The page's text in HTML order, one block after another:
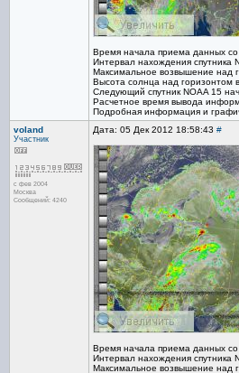
Время начала приема данных со
Интервал нахождения спутника
Максимальное возвышение над
Высота солнца над горизонтом
Следующий спутник NOAA 15
Расчетное время вывода
Подробная информация и
voland
Участник
с фев 2004
Москва
Сообщений: 4240
Дата: 05 Дек 2012 18:58:43 #
Время начала приема данных со
Интервал нахождения спутника
Максимальное возвышение над